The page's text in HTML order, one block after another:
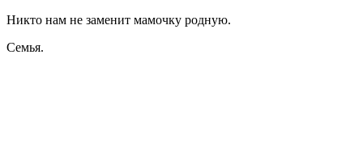
Никто нам не заменит мамочку родную.
Семья.